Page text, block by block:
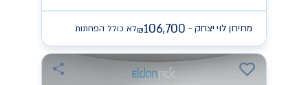
מחירון לוי יצחק - ₪106,700 לא כולל הפחתות